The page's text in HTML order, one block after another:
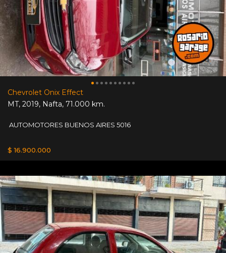
Chevrolet Onix Effect
MT, 2019, Nafta, 71.000 km.
AUTOMOTORES BUENOS AIRES 5016
$ 16.900.000